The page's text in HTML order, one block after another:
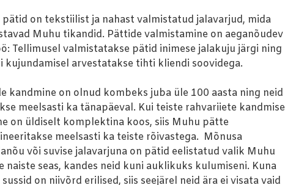
pätid on tekstiilist ja nahast valmistatud jalavarjud, mida
Muhu tikandid. Pättide valmistamine on aeganõudev
Tellimusel valmistatakse pätid inimese jalakuju järgi ning
kujundamisel arvestatakse tihti kliendi soovidega.
kandmine on olnud kombeks juba üle 100 aasta ning neid
meelsasti ka tänapäeval. Kui teiste rahvariiete kandmise
on üldiselt komplektina koos, siis Muhu pätte
meelsasti ka teiste rõivastega. Mõnusa
või suvise jalavarjuna on pätid eelistatud valik Muhu
naiste seas, kandes neid kuni auklikuks kulumiseni. Kuna
on niivõrd erilised, siis seejärel neid ära ei visata vaid